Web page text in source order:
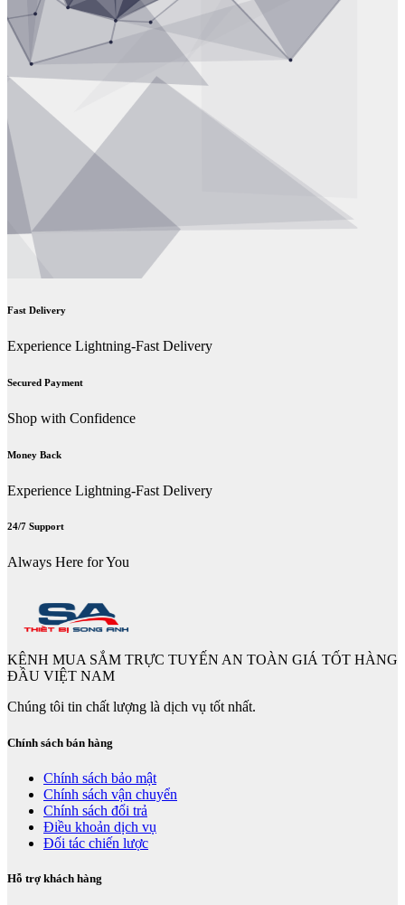
Fast Delivery
Experience Lightning-Fast Delivery
Secured Payment
Shop with Confidence
Money Back
Experience Lightning-Fast Delivery
24/7 Support
Always Here for You
KÊNH MUA SẮM TRỰC TUYẾN AN TOÀN GIÁ TỐT HÀNG
ĐẦU VIỆT NAM
Chúng tôi tin chất lượng là dịch vụ tốt nhất.
Chính sách bán hàng
Chính sách bảo mật
Chính sách vận chuyển
Chính sách đổi trả
Điều khoản dịch vụ
Đối tác chiến lược
Hỗ trợ khách hàng